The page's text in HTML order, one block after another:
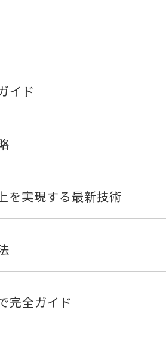
イド
を実現する最新技術
完全ガイド